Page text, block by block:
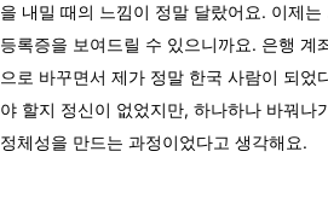
을 내밀 때의 느낌이 정말 달랐어요. 이제
등록증을 보여드릴 수 있으니까요. 은행 계
으로 바꾸면서 제가 정말 한국 사람이 되었
야 할지 정신이 없었지만, 하나하나 바꿔나
정체성을 만드는 과정이었다고 생각해요.